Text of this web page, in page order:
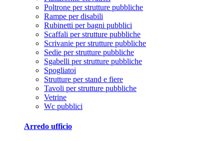
Poltrone per strutture pubbliche
Rampe per disabili
Rubinetti per bagni pubblici
Scaffali per strutture pubbliche
Scrivanie per strutture pubbliche
Sedie per strutture pubbliche
Sgabelli per strutture pubbliche
Spogliatoi
Strutture per stand e fiere
Tavoli per strutture pubbliche
Vetrine
Wc pubblici
Arredo ufficio